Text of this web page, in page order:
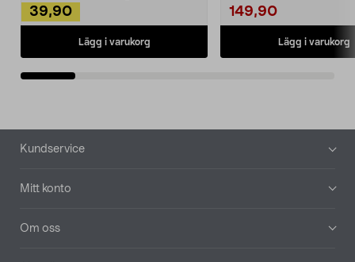
39,90
Lägg i varukorg
149,90
Lägg i varukorg
Sidfot
Kundservice
Mitt konto
Om oss